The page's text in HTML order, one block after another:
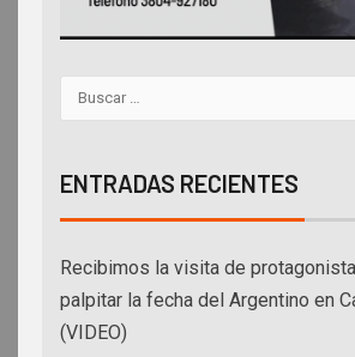
ENTRADAS RECIENTES
Recibimos la visita de
palpitar la fecha del Argentino en
(VIDEO)